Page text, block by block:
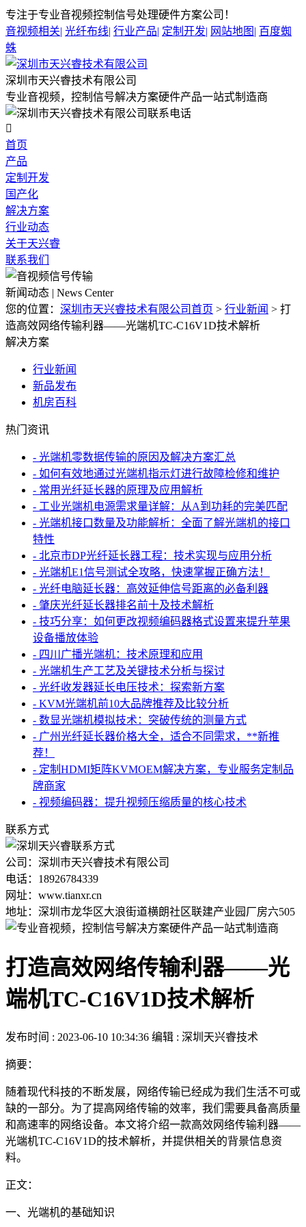
专注于专业音视频控制信号处理硬件方案公司！
音视频相关| 光纤布线| 行业产品| 定制开发| 网站地图 | 百度蜘
蛛
深圳市天兴睿技术有限公司
专业音视频，控制信号解决方案硬件产品一站式制造商

首页
产品
定制开发
国产化
解决方案
行业动态
关于天兴睿
联系我们
新闻动态 | News Center
您的位置： 深圳市天兴睿技术有限公司首页 > 行业新闻 > 打
造高效网络传输利器——光端机TC-C16V1D技术解析
解决方案
行业新闻
新品发布
机房百科
热门资讯
- 光端机零数据传输的原因及解决方案汇总
- 如何有效地通过光端机指示灯进行故障检修和维护
- 常用光纤延长器的原理及应用解析
- 工业光端机电源需求量详解：从A到功耗的完美匹配
- 光端机接口数量及功能解析：全面了解光端机的接口
特性
- 北京市DP光纤延长器工程：技术实现与应用分析
- 光端机E1信号测试全攻略，快速掌握正确方法！
- 光纤电脑延长器：高效延伸信号距离的必备利器
- 肇庆光纤延长器排名前十及技术解析
- 技巧分享：如何更改视频编码器格式设置来提升苹果
设备播放体验
- 四川广播光端机：技术原理和应用
- 光端机生产工艺及关键技术分析与探讨
- 光纤收发器延长电压技术：探索新方案
- KVM光端机前10大品牌推荐及比较分析
- 数显光端机模拟技术：突破传统的测量方式
- 广州光纤延长器价格大全，适合不同需求，**新推
荐！
- 定制HDMI矩阵KVMOEM解决方案，专业服务定制品
牌商家
- 视频编码器：提升视频压缩质量的核心技术
联系方式
公司：深圳市天兴睿技术有限公司
电话：18926784339
网址：www.tianxr.cn
地址：深圳市龙华区大浪街道横朗社区联建产业园厂房六505
打造高效网络传输利器——光
端机TC-C16V1D技术解析
发布时间 : 2023-06-10 10:34:36 编辑 : 深圳天兴睿技术
摘要：
随着现代科技的不断发展，网络传输已经成为我们生活不可或
缺的一部分。为了提高网络传输的效率，我们需要具备高质量
和高速率的网络设备。本文将介绍一款高效网络传输利器——
光端机TC-C16V1D的技术解析，并提供相关的背景信息资
料。
正文：
一、光端机的基础知识